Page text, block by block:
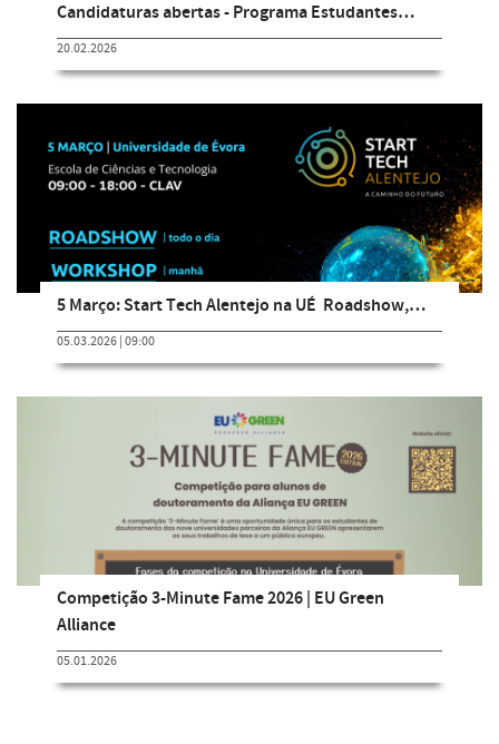
Candidaturas abertas - Programa Estudantes…
20.02.2026
5 Março: Start Tech Alentejo na UÉ  Roadshow,…
05.03.2026 | 09:00
Competição 3-Minute Fame 2026 | EU Green
Alliance
05.01.2026